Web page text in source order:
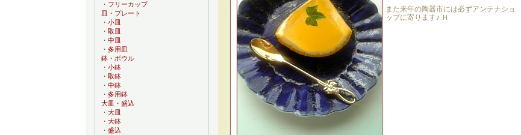
また来年の陶器市には必ずアンテナショ
ップに寄ります♪ Ｈ
・ フリーカップ
皿・プレート
・ 小皿
・ 取皿
・ 中皿
・ 多用皿
鉢・ボウル
・ 小鉢
・ 取鉢
・ 中鉢
・ 多用鉢
大皿・盛込
・ 大皿
・ 大鉢
・ 盛込